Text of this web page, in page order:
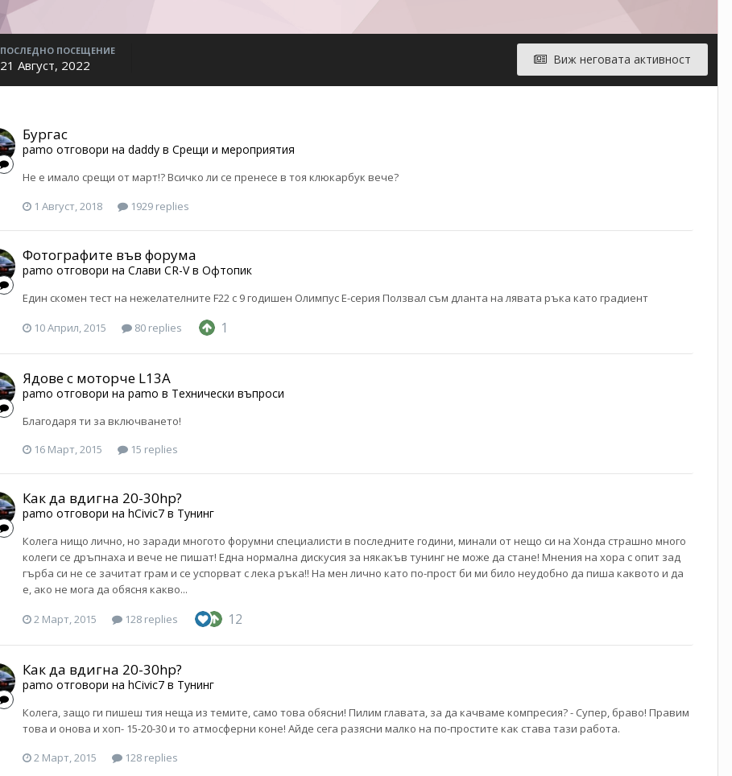
Виж неговата активност
ПОСЛЕДНО ПОСЕЩЕНИЕ
21 Август, 2022
Бургас
pamo отговори на daddy в Срещи и мероприятия
Не е имало срещи от март!? Всичко ли се пренесе в тоя клюкарбук вече?
1 Август, 2018
1929 replies
Фотографите във форума
pamo отговори на Слави CR-Vв Офтопик
Един скомен тест на нежелателните F22 с 9 годишен Олимпус Е-серия Ползвал съм дланта на лявата ръка като градиент
10 Април, 2015 80 replies 1
Ядове с моторче L13A
pamo отговори на pamo в Технически въпроси
Благодаря ти за включването!
16 Март, 2015
15 replies
Как да вдигна 20-30hp?
pamo отговори на hCivic7 в Тунинг
Колега нищо лично, но заради многото форумни специалисти в последните години, минали от нещо си на Хонда страшно много
колеги се дръпнаха и вече не пишат! Една нормална дискусия за някакъв тунинг не може да стане! Мнения на хора с опит зад
гърба си не се зачитат грам и се успорват с лека ръка!! На мен лично като по-прост би ми било неудобно да пиша каквото и да
е, ако не мога да обясня какво...
2 Март, 2015 128 replies 12
Как да вдигна 20-30hp?
pamo отговори на hCivic7 в Тунинг
Колега, защо ги пишеш тия неща из темите, само това обясни! Пилим главата, за да качваме компресия? - Супер, браво! Правим
това и онова и хоп- 15-20-30 и то атмосферни коне! Айде сега разясни малко на по-простите как става тази работа.
2 Март, 2015
128 replies